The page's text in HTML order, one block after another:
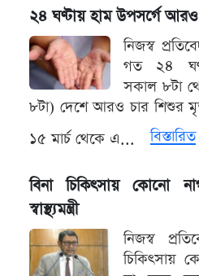
২৪ ঘণ্টায় হাম উপসর্গে
নিজস্ব
গত ২৪
সকাল ৮টা
৮টা) দেশে আরও চার শিশুর
১৫ মার্চ থেকে এ...
বিস্তারিত
বিনা চিকিৎসায় কোনো
স্বাস্থ্যমন্ত্রী
নিজস্ব
চিকিৎসায়